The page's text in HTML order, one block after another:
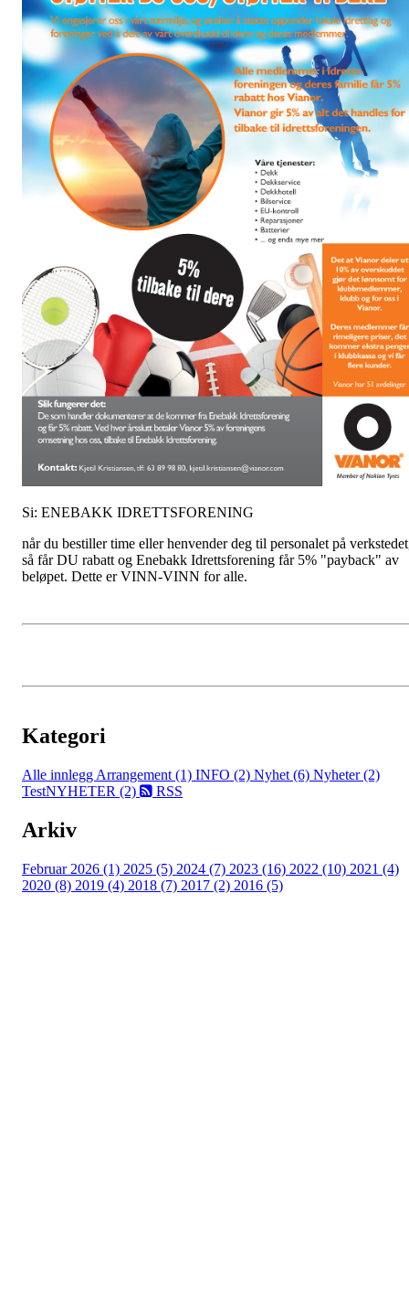
Si: ENEBAKK IDRETTSFORENING
når du bestiller time eller henvender deg til personalet på
så får DU rabatt og Enebakk Idrettsforening får 5% "payback" av
beløpet. Dette er VINN-VINN for alle.
Kategori
Alle innlegg Arrangement (1) INFO (2) Nyhet (6) Nyheter (2)
TestNYHETER (2)
RSS
Arkiv
Februar 2026 (1) 2025 (5) 2024 (7) 2023 (16) 2022 (10) 2021 (4)
2020 (8) 2019 (4) 2018 (7) 2017 (2) 2016 (5)